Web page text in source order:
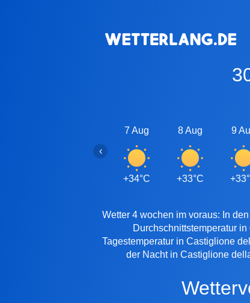
7 Aug
+34°C
8 Aug
+33°C
9
‹
Wetter 4 wochen im voraus: In
Durchschnittstemperatur
Tagestemperatur in Castiglione
der Nacht in Castiglione